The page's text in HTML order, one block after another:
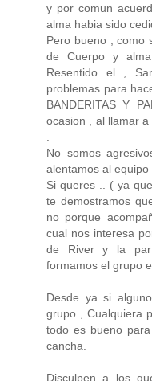
y por comun
alma habia sido
Pero bueno , como
de Cuerpo y
Resentido el ,
problemas para
BANDERITAS Y
ocasion , al llamar
No somos
alentamos al equipo
Si queres .. ( ya
te demostramos
no porque
cual nos interesa
de River y la
formamos el grupo
Desde ya si
grupo , Cualquiera
todo es bueno
cancha.
Disculpen a los